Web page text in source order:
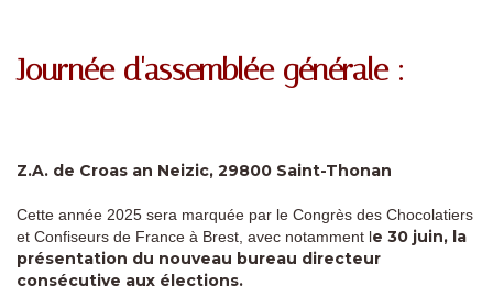
Journée d'assemblée générale :
Z.A. de Croas an Neizic, 29800 Saint-Thonan
Cette année 2025 sera marquée par le Congrès des Chocolatiers
et Confiseurs de France à Brest, avec notamment le 30 juin, la
présentation du nouveau bureau directeur
consécutive aux élections.